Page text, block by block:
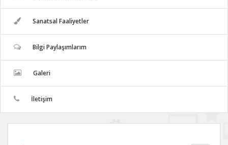
Sanatsal Faaliyetler
Bilgi Paylaşımlarım
Galeri
İletişim